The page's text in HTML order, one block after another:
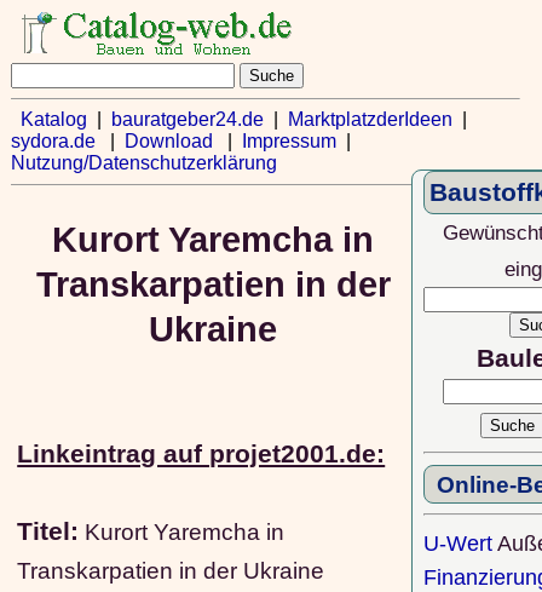
Katalog bauratgeber24.de| MarktplatzderIdeen
sydora.de| Download Impressum|
Nutzung/Datenschutzerklärung
Kurort Yaremcha in
Transkarpatien in der
Ukraine
Linkeintrag auf projet2001.de:
Titel: Kurort Yaremcha in
Transkarpatien in der Ukraine
Online-
U-Wert